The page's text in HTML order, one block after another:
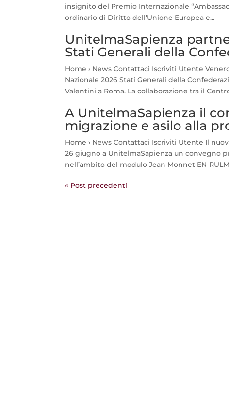
insignito del Premio Internazionale
ordinario di Diritto dell’Unione Europea e...
UnitelmaSapienza
Stati Generali della
Home › News Contattaci Iscriviti Utente
Nazionale 2026 Stati Generali della
Valentini a Roma. La collaborazione tra il
A UnitelmaSapienza il
migrazione e asilo alla
Home › News Contattaci Iscriviti Utente Il
26 giugno a UnitelmaSapienza un convegno
nell’ambito del modulo Jean Monnet EN-
« Post precedenti